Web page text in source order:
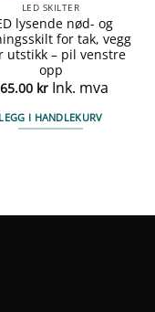
LED SKILTER
lysende nød- og
for tak, vegg
utstikk – pil venstre
opp
kr Ink. mva
LEGG I HANDLEKURV